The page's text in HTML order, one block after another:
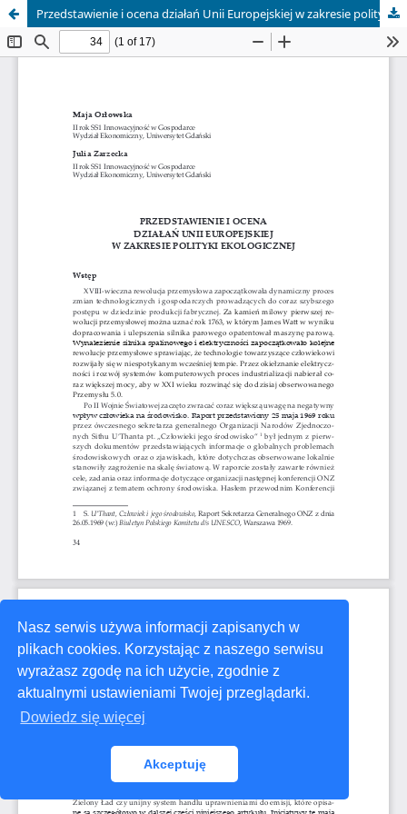
Nasz serwis używa informacji zapisanych w
plikach cookies. Korzystając z naszego serwisu
wyrażasz zgodę na ich użycie, zgodnie z
aktualnymi ustawieniami Twojej przeglądarki.
Dowiedz się więcej
Akceptuję
Przedstawienie i ocena działań Unii Europejskiej w zakresie polityki ekologicznej